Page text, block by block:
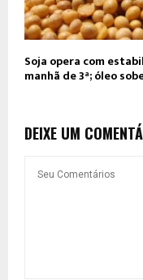
Soja opera com
manhã de 3ª; óleo
DEIXE UM